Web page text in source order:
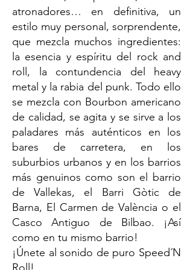
atronadores… en definitiva, un
estilo muy personal, sorprendente,
que mezcla muchos ingredientes:
la esencia y espíritu del rock and
roll, la contundencia del heavy
metal y la rabia del punk. Todo ello
se mezcla con Bourbon americano
de calidad, se agita y se sirve a los
paladares más auténticos en los
bares de carretera, en los
suburbios urbanos y en los barrios
más genuinos como son el barrio
de Vallekas, el Barri Gòtic de
Barna, El Carmen de València o el
Casco Antiguo de Bilbao. ¡Así
como en tu mismo barrio!
¡Únete al sonido de puro Speed´N